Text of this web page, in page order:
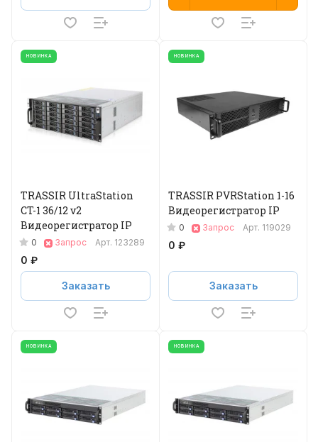
НОВИНКА
TRASSIR UltraStation
CT-1 36/12 v2
Видеорегистратор IP
0 Запрос Арт. 123289
0 ₽
Заказать
НОВИНКА
TRASSIR PVRStation 1-16
Видеорегистратор IP
0 Запрос Арт. 119029
0 ₽
Заказать
НОВИНКА НОВИНКА